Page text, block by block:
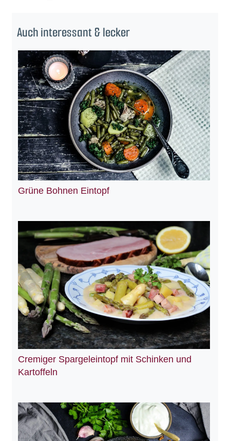
Auch interessant & lecker
Grüne Bohnen Eintopf
Cremiger Spargeleintopf mit Schinken und
Kartoffeln